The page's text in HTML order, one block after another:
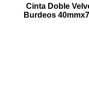
Cinta Doble
Burdeos